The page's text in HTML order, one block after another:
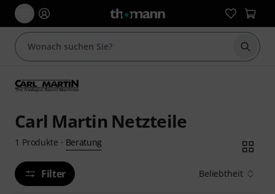
Suche
Carl Martin Netzteile
1 Produkte · Beratung
Filter Beliebtheit